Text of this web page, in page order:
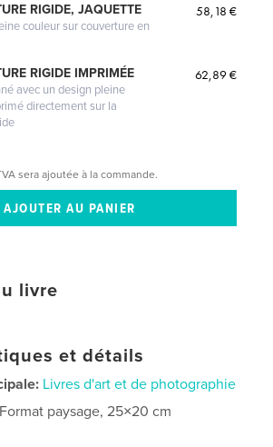
RIGIDE, JAQUETTE
couleur sur couverture en
58,18 €
RIGIDE IMPRIMÉE
avec un design pleine
directement sur la
62,89 €
sera ajoutée à la commande.
livre
et détails
Livres d'art et de photographie
Format paysage, 25×20 cm